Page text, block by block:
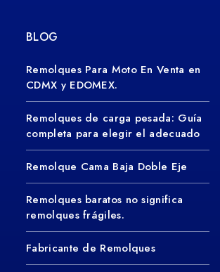
BLOG
Remolques Para Moto En Venta en
CDMX y EDOMEX.
Remolques de carga pesada: Guía
completa para elegir el adecuado
Remolque Cama Baja Doble Eje
Remolques baratos no significa
remolques frágiles.
Fabricante de Remolques